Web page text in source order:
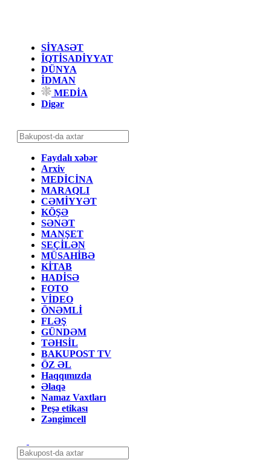
SİYASƏT
İQTİSADİYYAT
DÜNYA
İDMAN
MEDİA
Digər
Faydalı xəbər
Arxiv
MEDİCİNA
MARAQLI
CƏMİYYƏT
KÖŞƏ
SƏNƏT
MANŞET
SEÇİLƏN
MÜSAHİBƏ
KİTAB
HADİSƏ
FOTO
VİDEO
ÖNƏMLİ
FLƏŞ
GÜNDƏM
TƏHSİL
BAKUPOST TV
ÖZ ƏL
Haqqımızda
Əlaqə
Namaz Vaxtları
Peşə etikası
Zəngimcell